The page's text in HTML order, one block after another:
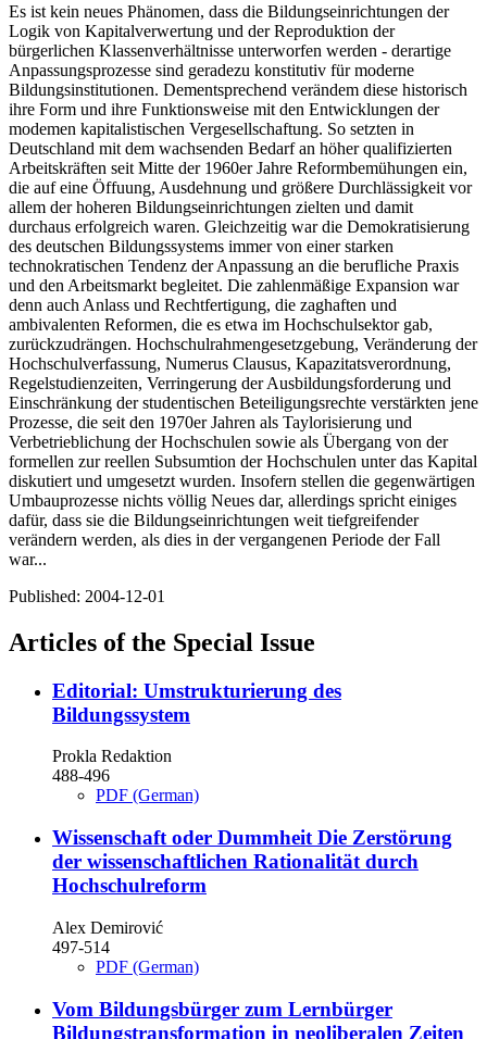
Es ist kein neues Phänomen, dass die Bildungseinrichtungen der
Logik von Kapitalverwertung und der Reproduktion der
bürgerlichen Klassenverhältnisse unterworfen werden - derartige
Anpassungsprozesse sind geradezu konstitutiv für moderne
Bildungsinstitutionen. Dementsprechend verändem diese historisch
ihre Form und ihre Funktionsweise mit den Entwicklungen der
modemen kapitalistischen Vergesellschaftung. So setzten in
Deutschland mit dem wachsenden Bedarf an höher qualifizierten
Arbeitskräften seit Mitte der 1960er Jahre Reformbemühungen ein,
die auf eine Öffuung, Ausdehnung und größere Durchlässigkeit vor
allem der hoheren Bildungseinrichtungen zielten und damit
durchaus erfolgreich waren. Gleichzeitig war die Demokratisierung
des deutschen Bildungssystems immer von einer starken
technokratischen Tendenz der Anpassung an die berufliche Praxis
und den Arbeitsmarkt begleitet. Die zahlenmäßige Expansion war
denn auch Anlass und Rechtfertigung, die zaghaften und
ambivalenten Reformen, die es etwa im Hochschulsektor gab,
zurückzudrängen. Hochschulrahmengesetzgebung, Veränderung der
Hochschulverfassung, Numerus Clausus, Kapazitatsverordnung,
Regelstudienzeiten, Verringerung der Ausbildungsforderung und
Einschränkung der studentischen Beteiligungsrechte verstärkten jene
Prozesse, die seit den 1970er Jahren als Taylorisierung und
Verbetrieblichung der Hochschulen sowie als Übergang von der
formellen zur reellen Subsumtion der Hochschulen unter das Kapital
diskutiert und umgesetzt wurden. Insofern stellen die gegenwärtigen
Umbauprozesse nichts völlig Neues dar, allerdings spricht einiges
dafür, dass sie die Bildungseinrichtungen weit tiefgreifender
verändern werden, als dies in der vergangenen Periode der Fall
war...
Published: 2004-12-01
Articles of the Special Issue
Editorial: Umstrukturierung des
Bildungssystem
Prokla Redaktion
488-496
PDF (German)
Wissenschaft oder Dummheit Die Zerstörung
der wissenschaftlichen Rationalität durch
Hochschulreform
Alex Demirović
497-514
PDF (German)
Vom Bildungsbürger zum Lernbürger
Bildungstransformation in neoliberalen Zeiten